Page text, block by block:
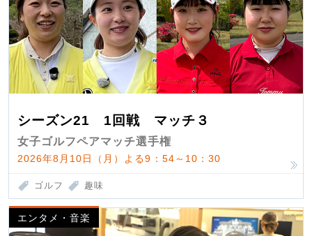
シーズン21 1回戦 マッチ３
女子ゴルフペアマッチ選手権
2026年8月10日（月）よる9：54～10：30
ゴルフ 趣味
エンタメ・音楽